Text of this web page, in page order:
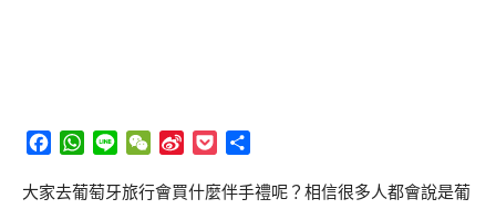
Facebook
WhatsApp
Line WeChat
Sina
Pocket
大家去葡萄牙旅行會買什麼伴手禮呢？相信很多人都會說是葡